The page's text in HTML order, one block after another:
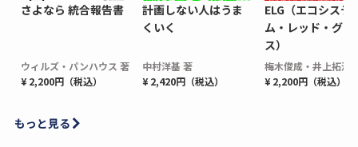
さよなら 統合報告書
ウィルズ・パンハウス 著
¥ 2,200円（税込）
計画しない人はうま
くいく
中村洋基 著
¥ 2,420円（税込）
ELG（エコシステ
ム・レッド・グロ
ス）
梅木俊成・井上拓海
¥ 2,200円（税込）
もっと見る